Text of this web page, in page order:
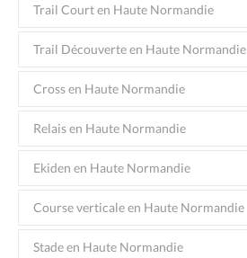
Trail Court en Haute Normandie
Trail Découverte en Haute Normandie
Cross en Haute Normandie
Relais en Haute Normandie
Ekiden en Haute Normandie
Course verticale en Haute Normandie
Stade en Haute Normandie